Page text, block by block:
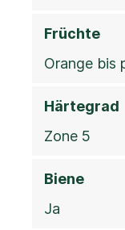
Früchte
Orange bis
Härtegrad
Zone 5
Biene
Ja